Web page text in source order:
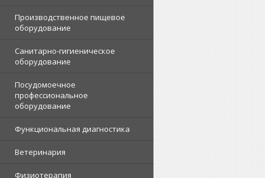
Производственное пищевое
оборудование
Санитарно-гигиеническое
оборудование
Посудомоечное
профессиональное
оборудование
Функциональная диагностика
Ветеринария
Физиотерапия